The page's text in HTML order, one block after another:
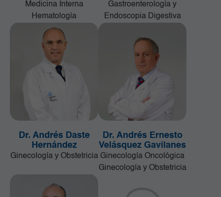
Medicina Interna
Hematología
Gastroenterología y
Endoscopia Digestiva
Dr. Andrés Daste
Hernández
Ginecología y Obstetricia
Dr. Andrés Ernesto
Velásquez Gavilanes
Ginecología Oncológica
Ginecología y Obstetricia